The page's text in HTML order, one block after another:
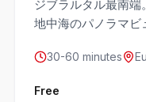
ジブラルタル最南端
地中海のパノラマビ
30-60 minutes
Free